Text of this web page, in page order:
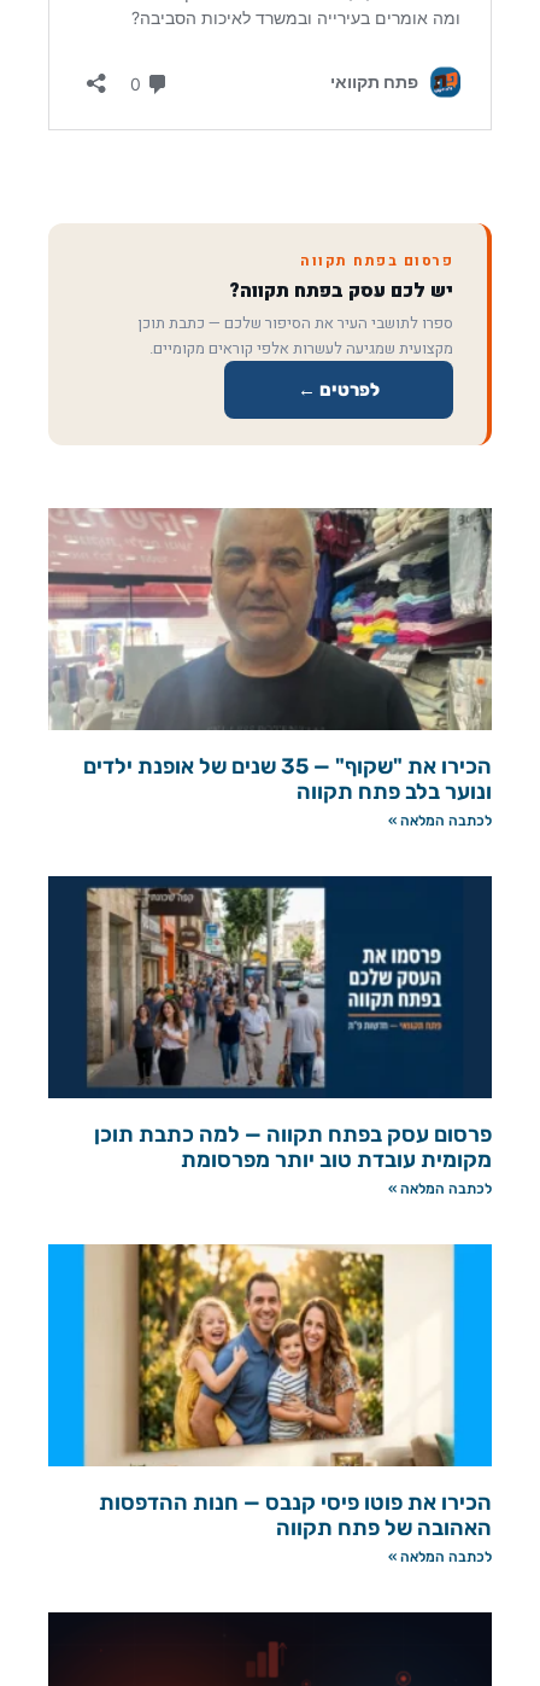
פרסום בפתח תקווה
יש לכם עסק בפתח תקווה?
ספרו לתושבי העיר את הסיפור שלכם — כתבת תוכן
מקצועית שמגיעה לעשרות אלפי קוראים מקומיים.
לפרטים ←
הכירו את "שקוף" — 35 שנים של אופנת ילדים
ונוער בלב פתח תקווה
לכתבה המלאה »
פרסום עסק בפתח תקווה — למה כתבת תוכן
מקומית עובדת טוב יותר מפרסומת
לכתבה המלאה »
הכירו את פוטו פיסי קנבס — חנות ההדפסות
האהובה של פתח תקווה
לכתבה המלאה »